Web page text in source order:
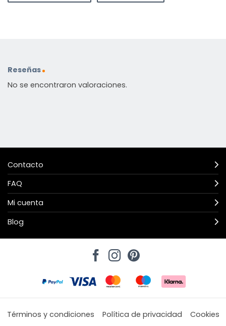
Reseñas
No se encontraron valoraciones.
Contacto
FAQ
Mi cuenta
Blog
Términos y condiciones Política de privacidad Cookies